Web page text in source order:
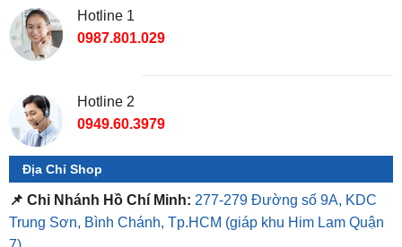
Địa Chỉ Shop
📌 Chi Nhánh Hồ Chí Minh: 277-279 Đường số 9A, KDC
Trung Sơn, Bình Chánh, Tp.HCM
7)
📌 Chi Nhánh Bình Dương: